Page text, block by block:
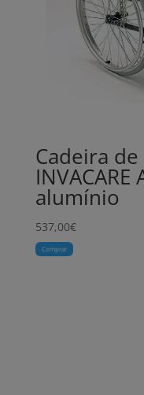
Cadeira
INVACARE
alumínio
537,00€
Comprar